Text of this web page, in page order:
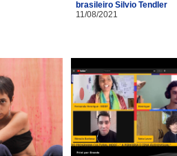
brasileiro Silvio Tendler
11/08/2021